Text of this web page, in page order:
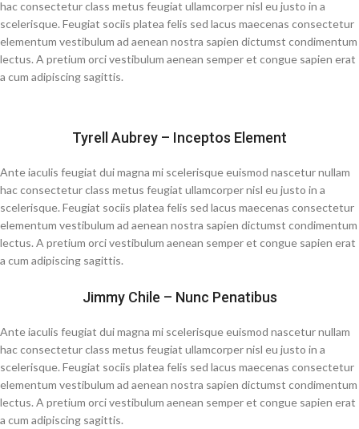
hac consectetur class metus feugiat ullamcorper nisl eu justo in a
scelerisque. Feugiat sociis platea felis sed lacus maecenas consectetur
elementum vestibulum ad aenean nostra sapien dictumst condimentum
lectus. A pretium orci vestibulum aenean semper et congue sapien erat
a cum adipiscing sagittis.
Tyrell Aubrey – Inceptos Element
Ante iaculis feugiat dui magna mi scelerisque euismod nascetur nullam
hac consectetur class metus feugiat ullamcorper nisl eu justo in a
scelerisque. Feugiat sociis platea felis sed lacus maecenas consectetur
elementum vestibulum ad aenean nostra sapien dictumst condimentum
lectus. A pretium orci vestibulum aenean semper et congue sapien erat
a cum adipiscing sagittis.
Jimmy Chile – Nunc Penatibus
Ante iaculis feugiat dui magna mi scelerisque euismod nascetur nullam
hac consectetur class metus feugiat ullamcorper nisl eu justo in a
scelerisque. Feugiat sociis platea felis sed lacus maecenas consectetur
elementum vestibulum ad aenean nostra sapien dictumst condimentum
lectus. A pretium orci vestibulum aenean semper et congue sapien erat
a cum adipiscing sagittis.